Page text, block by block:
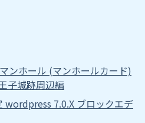
ンホール (マンホールカード)
子城跡周辺編
wordpress 7.0.X ブロックエデ